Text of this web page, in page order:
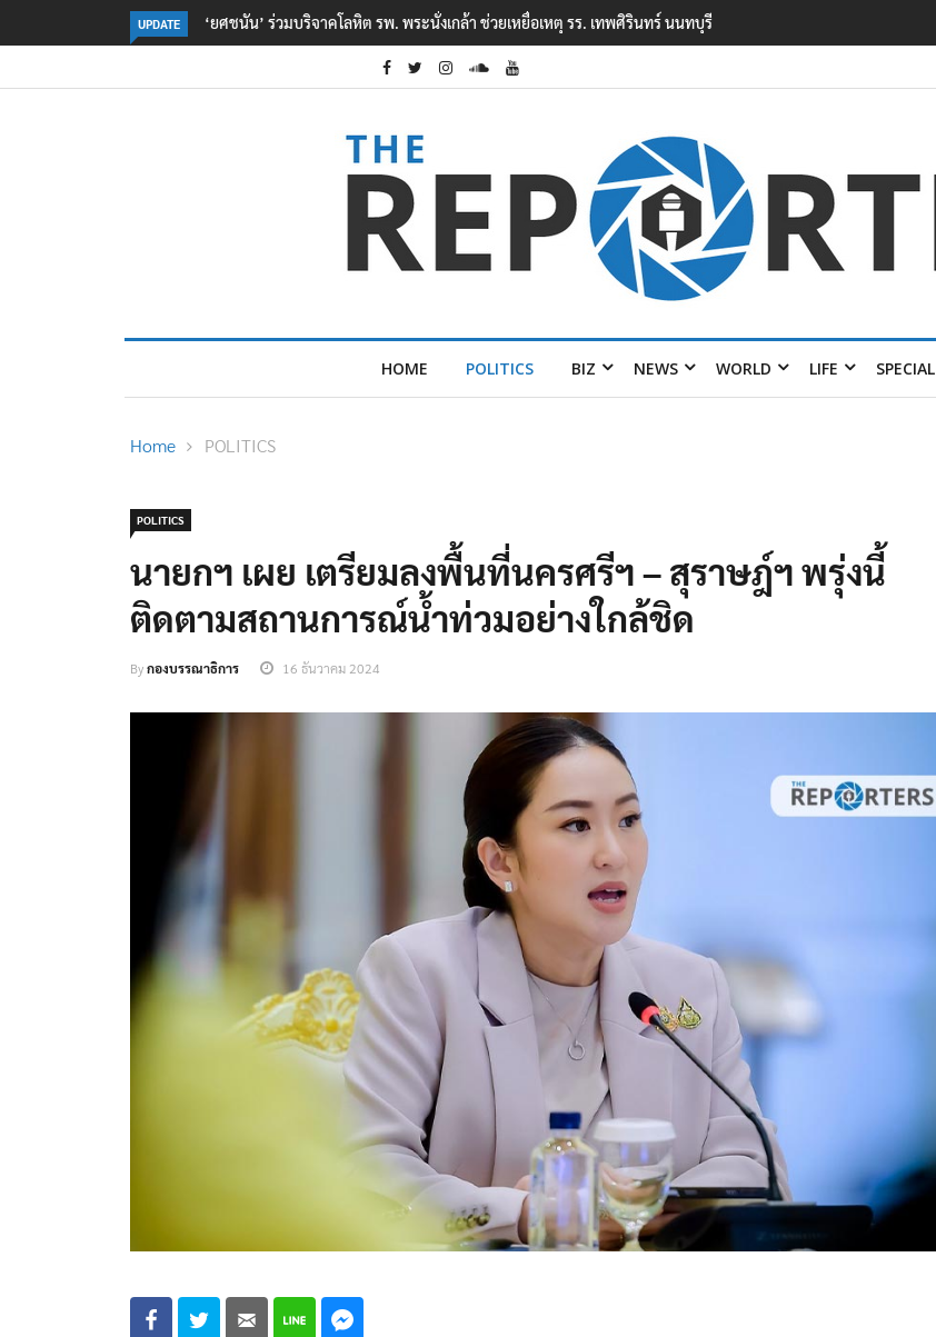
UPDATE
ยื่อเหตุ รร. เทพศิรินทร์ นนทบุรี ตร. อยู่ระหว่างสอบสวนแรงจูงใจ เหตุยิงในโรงเรียนเทพศิรินทร์ นนทบุรี พบเด็กก่อ
เหตุเครียดเรื่องเรียน
HOME POLITICS BIZ NEWS WORLD LIFE SPECIAL
Home POLITICS
POLITICS
นายกฯ เผย เตรียมลงพื้นที่นครศรีฯ – สุราษฎ์ฯ พรุ่งนี้
ติดตามสถานการณ์น้ำท่วมอย่างใกล้ชิด
Byกองบรรณาธิการ 16 ธันวาคม 2024